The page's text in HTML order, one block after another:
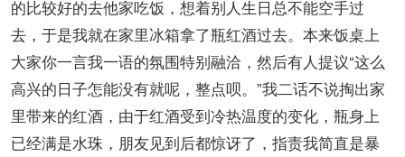
的比较好的去他家吃饭，想着别人生日总不能空手过
去，于是我就在家里冰箱拿了瓶红酒过去。本来饭桌上
大家你一言我一语的氛围特别融洽，然后有人提议“这么
高兴的日子怎能没有就呢，整点呗。”我二话不说掏出家
里带来的红酒，由于红酒受到冷热温度的变化，瓶身上
已经满是水珠，朋友见到后都惊讶了，指责我简直是暴